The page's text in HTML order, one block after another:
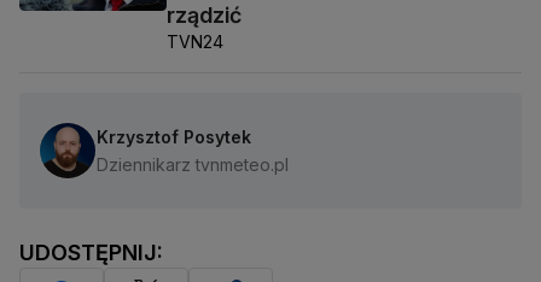
rządzić
TVN24
Krzysztof Posytek
Dziennikarz tvnmeteo.pl
UDOSTĘPNIJ: